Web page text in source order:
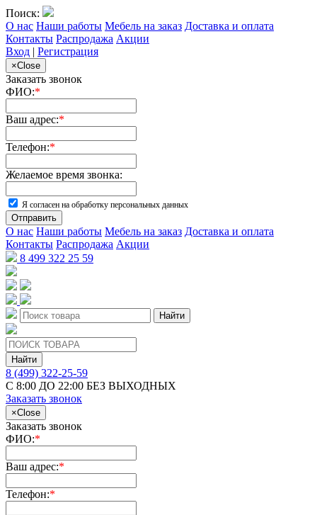
Поиск:
О нас Наши работы Мебель на заказ Доставка и оплата
Контакты Распродажа Акции
Вход | Регистрация
×Close
Заказать звонок
ФИО:*
Ваш адрес:*
Телефон:*
Желаемое время звонка:
Я согласен на обработку персональных данных
Отправить
О нас Наши работы Мебель на заказ Доставка и оплата
Контакты Распродажа Акции
8 499 322 25 59
Найти
Найти
8 (499) 322-25-59
С 8:00 ДО 22:00 БЕЗ ВЫХОДНЫХ
Заказать звонок
×Close
Заказать звонок
ФИО:*
Ваш адрес:*
Телефон:*